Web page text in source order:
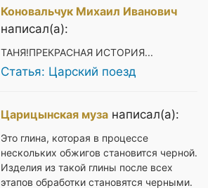
Коновальчук Михаил Иванович
написал(а):
ТАНЯ!ПРЕКРАСНАЯ ИСТОРИЯ...
Статья: Царский поезд
Царицынская музанаписал(а):
Это глина, которая в процессе
нескольких обжигов становится черной.
Изделия из такой глины после всех
этапов обработки становятся черными.